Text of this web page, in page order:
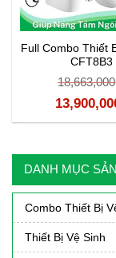
DANH MỤC
Combo Thiết Bị
Thiết Bị Vệ Sinh
Full Combo Thiết
CFT8B3
18,663,000
Giá
gốc